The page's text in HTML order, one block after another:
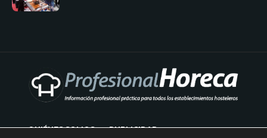
QUIÉNES SOMOS PUBLICIDAD